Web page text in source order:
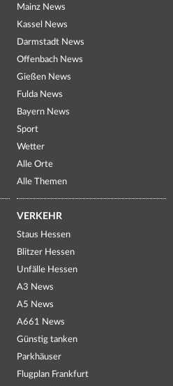
Mainz News
Kassel News
Darmstadt News
Offenbach News
Gießen News
Fulda News
Bayern News
Sport
Wetter
Alle Orte
Alle Themen
VERKEHR
Staus Hessen
Blitzer Hessen
Unfälle Hessen
A3 News
A5 News
A661 News
Günstig tanken
Parkhäuser
Flugplan Frankfurt